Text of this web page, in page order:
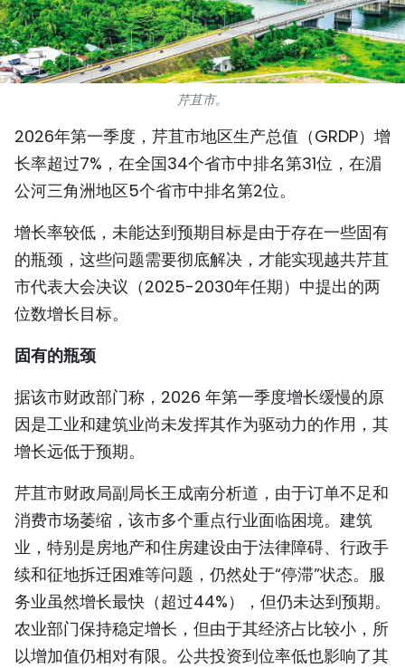
旅游
友谊桥梁
多功能媒体
图表新闻
图库
视频
TIẾNG VIỆT
ENGLISH
РУССКИЙ
ESPAÑOL
芹苴市。
2026年第一季度，芹苴市地区生产总值（GRDP）增
长率超过7%，在全国34个省市中排名第31位，在湄
公河三角洲地区5个省市中排名第2位。
增长率较低，未能达到预期目标是由于存在一些固有
的瓶颈，这些问题需要彻底解决，才能实现越共芹苴
市代表大会决议（2025-2030年任期）中提出的两
位数增长目标。
固有的瓶颈
据该市财政部门称，2026 年第一季度增长缓慢的原
因是工业和建筑业尚未发挥其作为驱动力的作用，其
增长远低于预期。
芹苴市财政局副局长王成南分析道，由于订单不足和
消费市场萎缩，该市多个重点行业面临困境。建筑
业，特别是房地产和住房建设由于法律障碍、行政手
续和征地拆迁困难等问题，仍然处于“停滞”状态。服
务业虽然增长最快（超过44%），但仍未达到预期。
农业部门保持稳定增长，但由于其经济占比较小，所
以增加值仍相对有限。公共投资到位率低也影响了其